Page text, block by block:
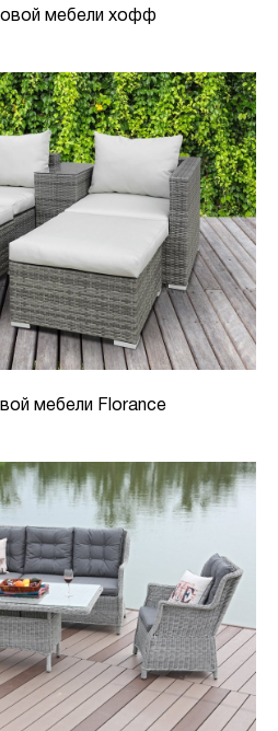
мебели хофф
мебели Florance